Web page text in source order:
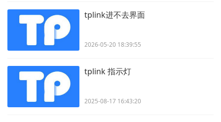
tplink进不去界面
2026-05-20 18:39:55
tplink 指示灯
2025-08-17 16:43:20